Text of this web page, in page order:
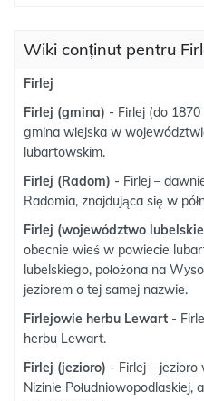
Wiki conținut pentru
Firlej
Firlej (gmina) - Firlej (do
gmina wiejska w
lubartowskim.
Firlej (Radom) - Firlej –
Radomia, znajdująca się w
Firlej (województwo
obecnie wieś w powiecie
lubelskiego, położona na
jeziorem o tej samej nazwie.
Firlejowie herbu Lewart -
herbu Lewart.
Firlej (jezioro) - Firlej – jezioro
Nizinie Południowopodlaskiej,